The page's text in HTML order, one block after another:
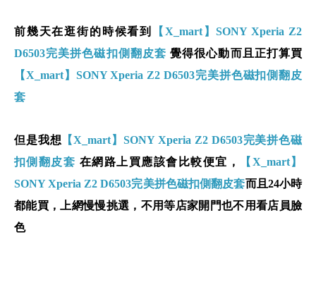
前幾天在逛街的時候看到
【X_mart】SONY Xperia Z2
D6503完美拼色磁扣側翻皮套 覺得很心動而且正打算買
【X_mart】SONY Xperia Z2 D6503完美拼色磁扣側翻皮
套
但是我想 【X_mart】SONY Xperia Z2 D6503完美拼色磁
扣側翻皮套 在網路上買應該會比較便宜，
【X_mart】
SONY Xperia Z2 D6503完美拼色磁扣側翻皮套而且24小時
都能買，上網慢慢挑選，不用等店家開門也不用看店員臉
色